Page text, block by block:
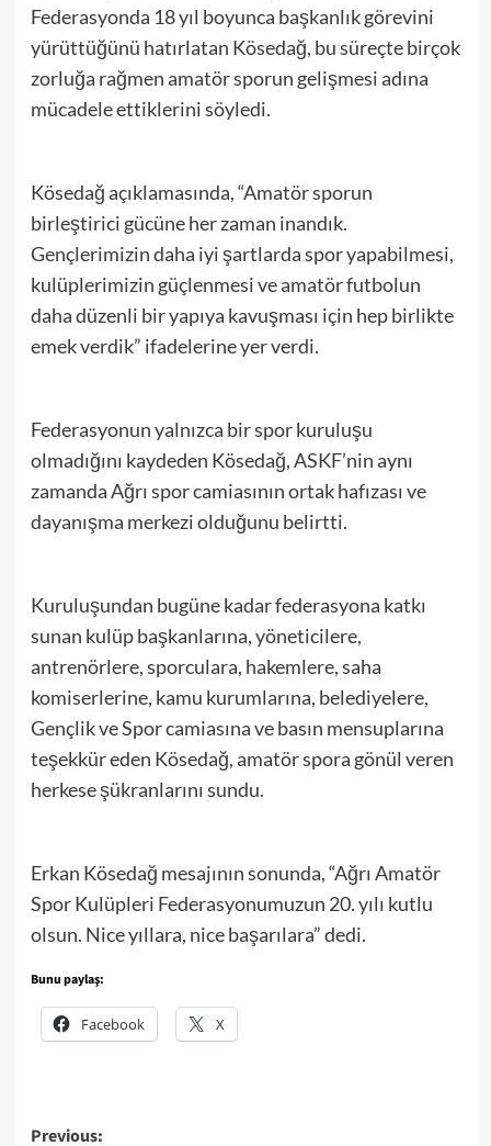
Federasyonda 18 yıl boyunca başkanlık görevini
yürüttüğünü hatırlatan Kösedağ, bu süreçte birçok
zorluğa rağmen amatör sporun gelişmesi adına
mücadele ettiklerini söyledi.
Kösedağ açıklamasında, “Amatör sporun
birleştirici gücüne her zaman inandık.
Gençlerimizin daha iyi şartlarda spor yapabilmesi,
kulüplerimizin güçlenmesi ve amatör futbolun
daha düzenli bir yapıya kavuşması için hep birlikte
emek verdik” ifadelerine yer verdi.
Federasyonun yalnızca bir spor kuruluşu
olmadığını kaydeden Kösedağ, ASKF’nin aynı
zamanda Ağrı spor camiasının ortak hafızası ve
dayanışma merkezi olduğunu belirtti.
Kuruluşundan bugüne kadar federasyona katkı
sunan kulüp başkanlarına, yöneticilere,
antrenörlere, sporculara, hakemlere, saha
komiserlerine, kamu kurumlarına, belediyelere,
Gençlik ve Spor camiasına ve basın mensuplarına
teşekkür eden Kösedağ, amatör spora gönül veren
herkese şükranlarını sundu.
Erkan Kösedağ mesajının sonunda, “Ağrı Amatör
Spor Kulüpleri Federasyonumuzun 20. yılı kutlu
olsun. Nice yıllara, nice başarılara” dedi.
Bunu paylaş:
Facebook X
Previous: